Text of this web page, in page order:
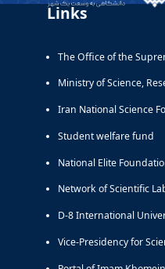
Links
The Office of the
Ministry of Science,
Iran National Science
Student welfare fund
National Elite
Network of Scientific
D-8 International
Vice-Presidency for